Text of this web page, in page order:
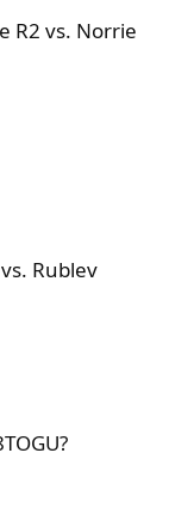
R2 vs. Norrie
Rublev